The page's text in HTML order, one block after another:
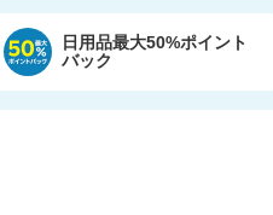
日用品最大50%ポイント
バック